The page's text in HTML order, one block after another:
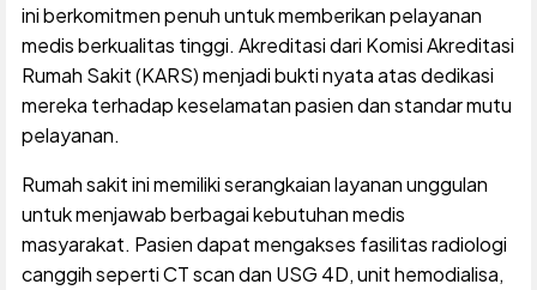
ini berkomitmen penuh untuk memberikan pelayanan
medis berkualitas tinggi. Akreditasi dari Komisi Akreditasi
Rumah Sakit (KARS) menjadi bukti nyata atas dedikasi
mereka terhadap keselamatan pasien dan standar mutu
pelayanan.
Rumah sakit ini memiliki serangkaian layanan unggulan
untuk menjawab berbagai kebutuhan medis
masyarakat. Pasien dapat mengakses fasilitas radiologi
canggih seperti CT scan dan USG 4D, unit hemodialisa,